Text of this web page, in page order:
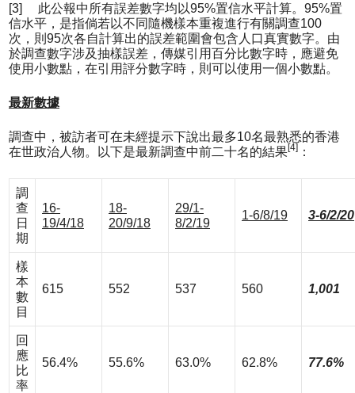
[3] 此公報中所有誤差數字均以95%置信水平計算。95%置
信水平，是指倘若以不同隨機樣本重複進行有關調查100
次，則95次各自計算出的誤差範圍會包含人口真實數字。由
於調查數字涉及抽樣誤差，傳媒引用百分比數字時，應避免
使用小數點，在引用評分數字時，則可以使用一個小數點。
最新數據
調查中，被訪者可在未經提示下說出最多10名最熟悉的香港
在世政治人物。以下是最新調查中前二十名的結果[4] ：
調
查
日
期
16-
19/4/18
18-
20/9/18
29/1-
8/2/19
1-6/8/19 3-6/2/20
樣
本
數
目
615 552 537 560 1,001
回
應
比
率
56.4% 55.6% 63.0% 62.8% 77.6%